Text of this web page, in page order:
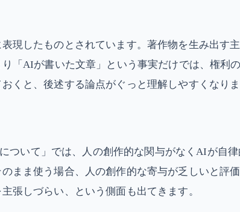
現したものとされています。著作物を生み出す
「AIが書いた文章」という事実だけでは、権利
くと、後述する論点がぐっと理解しやすくなりま
ついて」では、人の創作的な関与がなくAIが自
まま使う場合、人の創作的な寄与が乏しいと評
張しづらい、という側面も出てきます。